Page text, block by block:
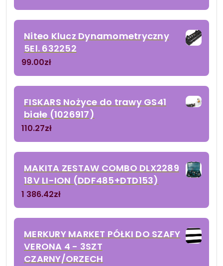
Niteo Klucz Dynamometryczny
5El. 632252
99.00zł
FISKARS Nożyce do trawy GS41
białe (1026917)
110.27zł
MAKITA ZESTAW COMBO DLX2289
18V LI-ION (DDF485+DTD153)
1 386.42zł
MERKURY MARKET PÓŁKI DO SZAFY
VERONA 4 - 3SZT
CZARNY/ORZECH